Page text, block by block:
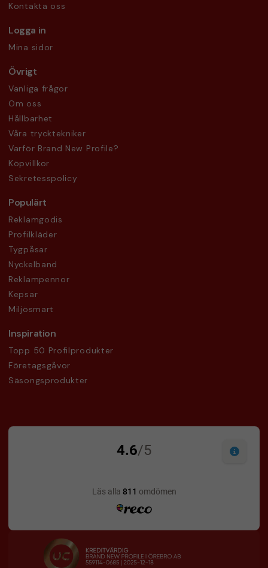
Kontakta oss
Logga in
Mina sidor
Övrigt
Vanliga frågor
Om oss
Hållbarhet
Våra trycktekniker
Varför Brand New Profile?
Köpvillkor
Sekretesspolicy
Populärt
Reklamgodis
Profilkläder
Tygpåsar
Nyckelband
Reklampennor
Kepsar
Miljösmart
Inspiration
Topp 50 Profilprodukter
Företagsgåvor
Säsongsprodukter